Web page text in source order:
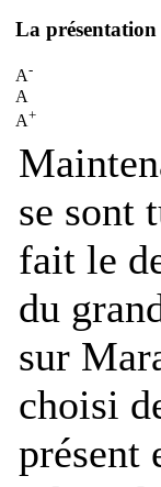
La présentation
A-
A
A+
se sont
fait le
du
sur
choisi
présent